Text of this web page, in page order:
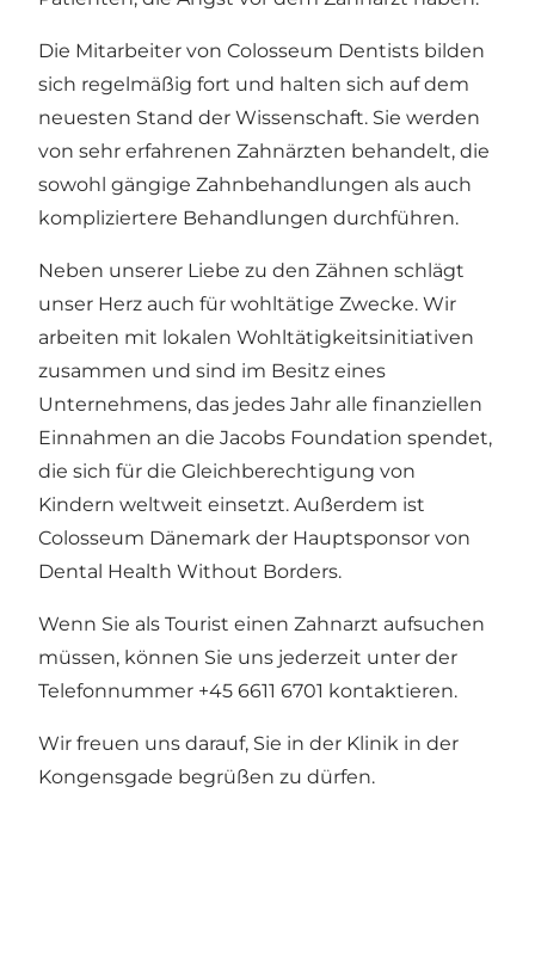
Die Mitarbeiter von Colosseum Dentists bilden
sich regelmäßig fort und halten sich auf dem
neuesten Stand der Wissenschaft. Sie werden
von sehr erfahrenen Zahnärzten behandelt, die
sowohl gängige Zahnbehandlungen als auch
kompliziertere Behandlungen durchführen.
Neben unserer Liebe zu den Zähnen schlägt
unser Herz auch für wohltätige Zwecke. Wir
arbeiten mit lokalen Wohltätigkeitsinitiativen
zusammen und sind im Besitz eines
Unternehmens, das jedes Jahr alle finanziellen
Einnahmen an die Jacobs Foundation spendet,
die sich für die Gleichberechtigung von
Kindern weltweit einsetzt. Außerdem ist
Colosseum Dänemark der Hauptsponsor von
Dental Health Without Borders.
Wenn Sie als Tourist einen Zahnarzt aufsuchen
müssen, können Sie uns jederzeit unter der
Telefonnummer +45 6611 6701 kontaktieren.
Wir freuen uns darauf, Sie in der Klinik in der
Kongensgade begrüßen zu dürfen.